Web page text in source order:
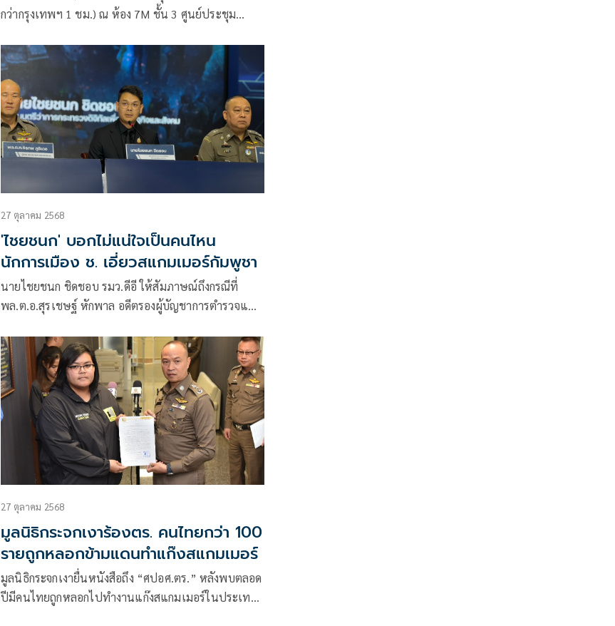
กว่ากรุงเทพฯ 1 ชม.) ณ ห้อง 7M ชั้น 3 ศูนย์ประชุม
27 ตุลาคม 2568
'ไชยชนก' บอกไม่แน่ใจเป็นคนไหน
นักการเมือง ช. เอี่ยวสแกมเมอร์กัมพูชา
นายไชยชนก ชิดชอบ รมว.ดีอี ให้สัมภาษณ์ถึงกรณีที่
พล.ต.อ.สุรเชษฐ์ หักพาล อดีตรองผู้บัญชาการตำรวจแห่ง
ส่วนเกี่ยวข้องกับขบวนการสแกมเมอร์กัมพูชา
27 ตุลาคม 2568
มูลนิธิกระจกเงาร้องตร. คนไทยกว่า 100
รายถูกหลอกข้ามแดนทำแก๊งสแกมเมอร์
มูลนิธิกระจกเงายื่นหนังสือถึง “ศปอศ.ตร.” หลังพบตลอด
ปีมีคนไทยถูกหลอกไปทำงานแก๊งสแกมเมอร์ในประเทศ